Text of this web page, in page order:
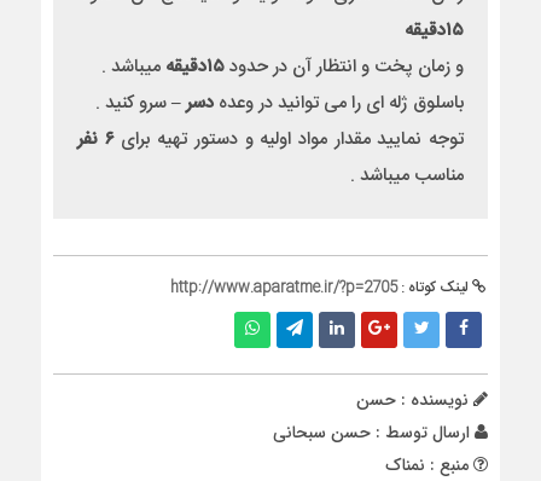
۱۵دقیقه
و زمان پخت و انتظار آن در حدود۱۵دقیقه
میباشد .
باسلوق ژله‌ ای را می توانید در وعده دسر –سرو کنید .
توجه نمایید مقدار مواد اولیه و دستور تهیه برای۶ نفر
مناسب میباشد .
لینک کوتاه :http://www.aparatme.ir/?p=2705
نویسنده : حسن
ارسال توسط : حسن سبحانی
منبع : نمناک